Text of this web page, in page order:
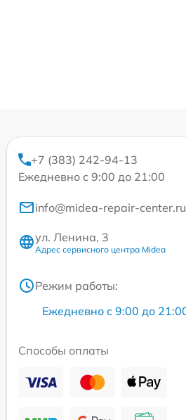
+7 (383) 242-94-13
Ежедневно с 9:00 до 21:00
info@midea-repair-center.ru
ул. Ленина, 3
Адрес сервисного центра Midea
Режим работы:
Ежедневно с 9:00 до
Способы оплаты